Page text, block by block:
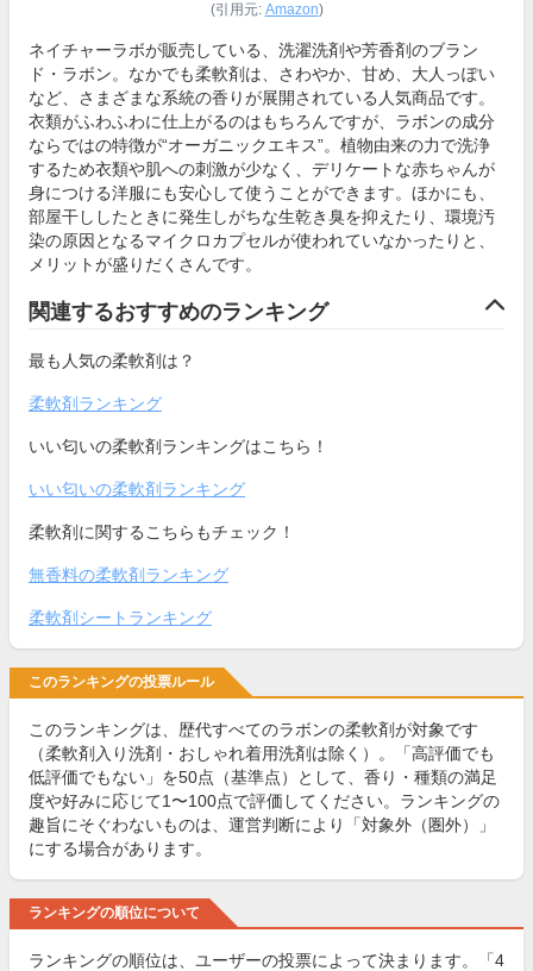
(引用元: Amazon)
ネイチャーラボが販売している、洗濯洗剤や芳香剤のブラン
ド・ラボン。なかでも柔軟剤は、さわやか、甘め、大人っぽい
など、さまざまな系統の香りが展開されている人気商品です。
衣類がふわふわに仕上がるのはもちろんですが、ラボンの成分
ならではの特徴が“オーガニックエキス”。植物由来の力で洗浄
するため衣類や肌への刺激が少なく、デリケートな赤ちゃんが
身につける洋服にも安心して使うことができます。ほかにも、
部屋干ししたときに発生しがちな生乾き臭を抑えたり、環境汚
染の原因となるマイクロカプセルが使われていなかったりと、
メリットが盛りだくさんです。
関連するおすすめのランキング
最も人気の柔軟剤は？
柔軟剤ランキング
いい匂いの柔軟剤ランキングはこちら！
いい匂いの柔軟剤ランキング
柔軟剤に関するこちらもチェック！
無香料の柔軟剤ランキング
柔軟剤シートランキング
このランキングの投票ルール
このランキングは、歴代すべてのラボンの柔軟剤が対象です
（柔軟剤入り洗剤・おしゃれ着用洗剤は除く）。「高評価でも
低評価でもない」を50点（基準点）として、香り・種類の満足
度や好みに応じて1〜100点で評価してください。ランキングの
趣旨にそぐわないものは、運営判断により「対象外（圏外）」
にする場合があります。
ランキングの順位について
ランキングの順位は、ユーザーの投票によって決まります。「4